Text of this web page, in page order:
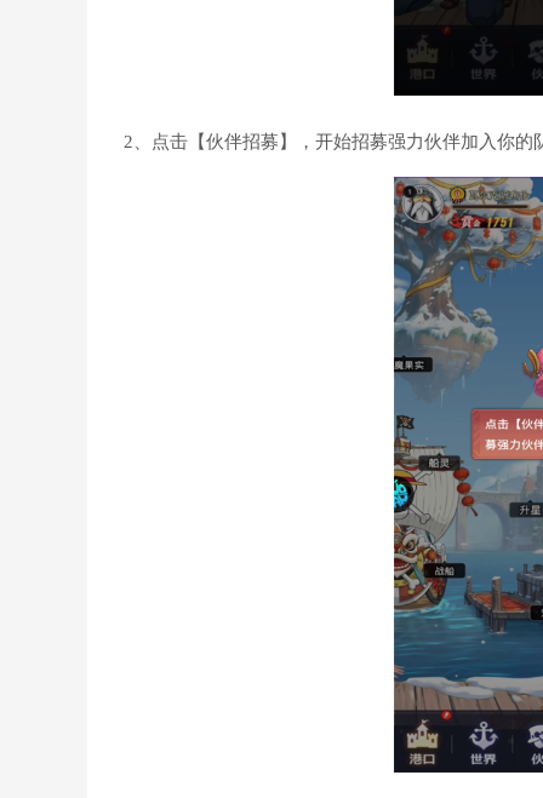
2、点击【伙伴招募】，开始招募强力伙伴加入你的